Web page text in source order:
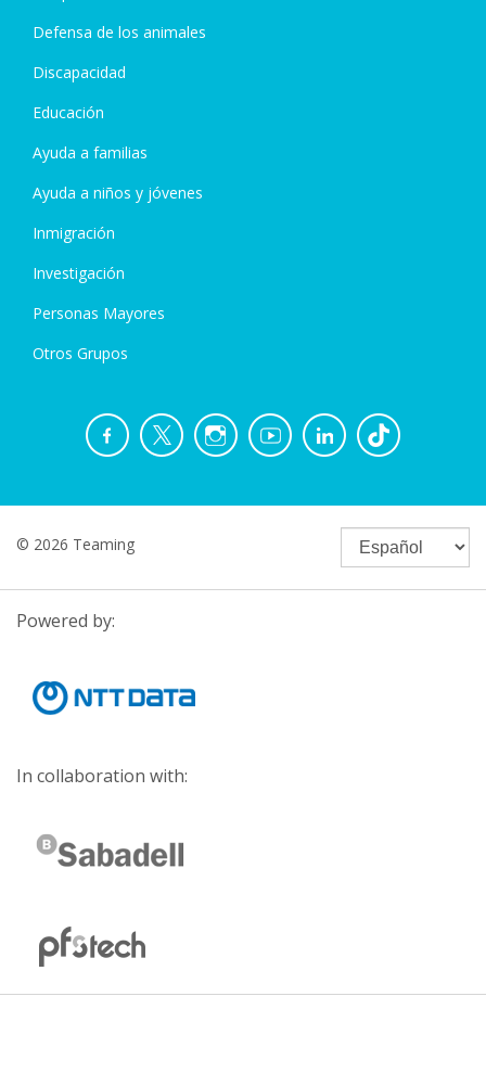
Defensa de los animales
Discapacidad
Educación
Ayuda a familias
Ayuda a niños y jóvenes
Inmigración
Investigación
Personas Mayores
Otros Grupos
© 2026 Teaming
Powered by:
In collaboration with: